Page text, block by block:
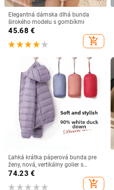
Elegantná dámska dlhá bunda
širokého modelu s gombíkmi
45.68 €
add_shopping_cart
Ľahká krátka páperová bunda pre
ženy, nová, vertikálny golier s
kapucňou, plus veľkosť 90, biela
páperová módna zimná bunda
74.23 €
add_shopping_cart